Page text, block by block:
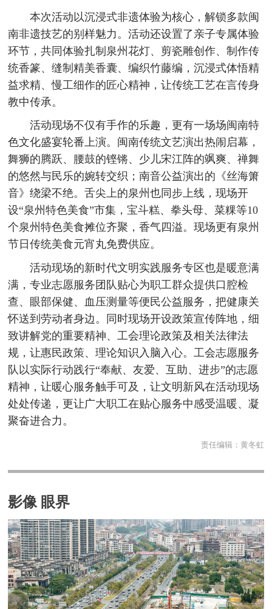
本次活动以沉浸式非遗体验为核心，解锁多款闽
南非遗技艺的别样魅力。活动还设置了亲子专属体验
环节，共同体验扎制泉州花灯、剪瓷雕创作、制作传
统香篆、缝制精美香囊、编织竹藤编，沉浸式体悟精
益求精、慢工细作的匠心精神，让传统工艺在言传身
教中传承。
活动现场不仅有手作的乐趣，更有一场场闽南特
色文化盛宴轮番上演。闽南传统文艺演出热闹启幕，
舞狮的腾跃、腰鼓的铿锵、少儿宋江阵的飒爽、禅舞
的悠然与民乐的婉转交织；南音公益演出的《丝海箫
音》绕梁不绝。舌尖上的泉州也同步上线，现场开
设“泉州特色美食”市集，宝斗糕、拳头母、菜粿等10
个泉州特色美食摊位齐聚，香气四溢。现场更有泉州
节日传统美食元宵丸免费供应。
活动现场的新时代文明实践服务专区也是暖意满
满，专业志愿服务团队贴心为职工群众提供口腔检
查、眼部保健、血压测量等便民公益服务，把健康关
怀送到劳动者身边。同时现场开设政策宣传阵地，细
致讲解党的重要精神、工会理论政策及相关法律法
规，让惠民政策、理论知识入脑入心。工会志愿服务
队以实际行动践行“奉献、友爱、互助、进步”的志愿
精神，让暖心服务触手可及，让文明新风在活动现场
处处传递，更让广大职工在贴心服务中感受温暖、凝
聚奋进合力。
责任编辑： 黄冬虹
影像 眼界